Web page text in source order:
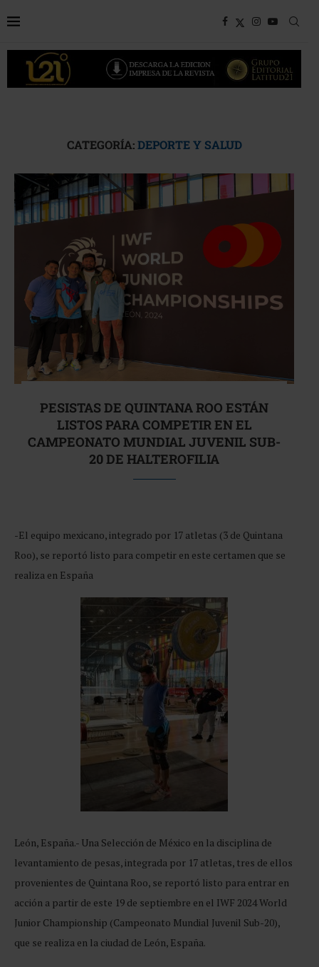
CATEGORÍA:DEPORTE Y SALUD
PESISTAS DE QUINTANA ROO ESTÁN
LISTOS PARA COMPETIR EN EL
CAMPEONATO MUNDIAL JUVENIL SUB-
20 DE HALTEROFILIA
-El equipo mexicano, integrado por 17 atletas (3 de Quintana
Roo), se reportó listo para competir en este certamen que se
realiza en España
León, España.- Una Selección de México en la disciplina de
levantamiento de pesas, integrada por 17 atletas, tres de ellos
provenientes de Quintana Roo, se reportó listo para entrar en
acción a partir de este 19 de septiembre en el IWF 2024 World
Junior Championship (Campeonato Mundial Juvenil Sub-20),
que se realiza en la ciudad de León, España.